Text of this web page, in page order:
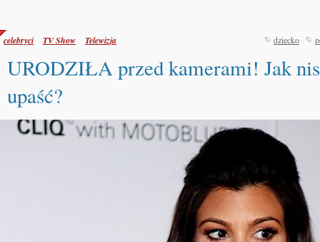
celebryci TV Show Telewizja dziecko
URODZIŁA przed kamerami! Jak
upaść?